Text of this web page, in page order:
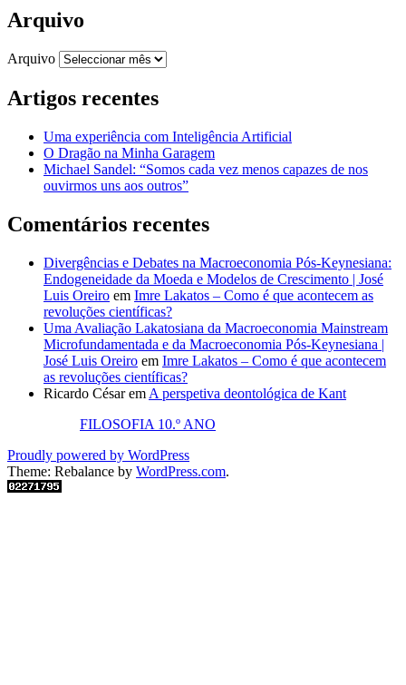
Arquivo
Arquivo
Artigos recentes
Uma experiência com Inteligência Artificial
O Dragão na Minha Garagem
Michael Sandel: “Somos cada vez menos capazes de nos
ouvirmos uns aos outros”
Comentários recentes
Divergências e Debates na Macroeconomia Pós-Keynesiana:
Endogeneidade da Moeda e Modelos de Crescimento | José
Luis Oreiro em Imre Lakatos – Como é que acontecem as
revoluções científicas?
Uma Avaliação Lakatosiana da Macroeconomia Mainstream
Microfundamentada e da Macroeconomia Pós-Keynesiana |
José Luis Oreiro em Imre Lakatos – Como é que acontecem
as revoluções científicas?
Ricardo Césarem A perspetiva deontológica de Kant
FILOSOFIA 10.º ANO
Proudly powered by WordPress
Theme: Rebalance by WordPress.com.